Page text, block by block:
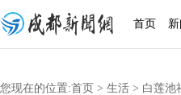
首页 新
您现在的位置:首页 > 生活 > 白莲池